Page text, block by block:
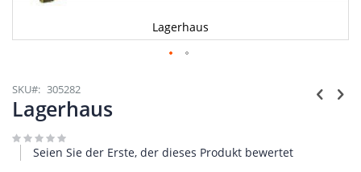
Lagerhaus
Anfang
der
Bildgalerie
SKU 305282
Lagerhaus
Seien Sie der Erste, der dieses Produkt bewertet